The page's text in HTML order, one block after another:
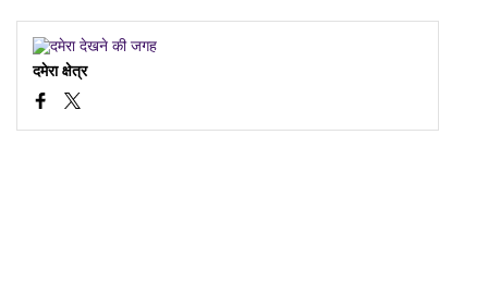
दमेरा क्षेत्र